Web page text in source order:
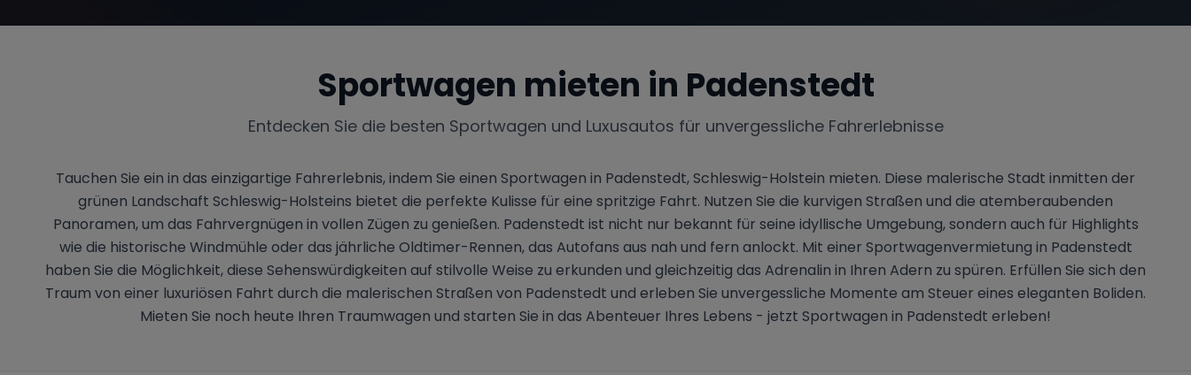
Sportwagen mieten in Padenstedt
Entdecken Sie die besten Sportwagen und Luxusautos für unvergessliche Fahrerlebnisse
Tauchen Sie ein in das einzigartige Fahrerlebnis, indem Sie einen Sportwagen in Padenstedt, Schleswig-Holstein mieten. Diese malerische Stadt inmitten der
grünen Landschaft Schleswig-Holsteins bietet die perfekte Kulisse für eine spritzige Fahrt. Nutzen Sie die kurvigen Straßen und die atemberaubenden
Panoramen, um das Fahrvergnügen in vollen Zügen zu genießen. Padenstedt ist nicht nur bekannt für seine idyllische Umgebung, sondern auch für Highlights
wie die historische Windmühle oder das jährliche Oldtimer-Rennen, das Autofans aus nah und fern anlockt. Mit einer Sportwagenvermietung in Padenstedt
haben Sie die Möglichkeit, diese Sehenswürdigkeiten auf stilvolle Weise zu erkunden und gleichzeitig das Adrenalin in Ihren Adern zu spüren. Erfüllen Sie sich den
Traum von einer luxuriösen Fahrt durch die malerischen Straßen von Padenstedt und erleben Sie unvergessliche Momente am Steuer eines eleganten Boliden.
Mieten Sie noch heute Ihren Traumwagen und starten Sie in das Abenteuer Ihres Lebens - jetzt Sportwagen in Padenstedt erleben!